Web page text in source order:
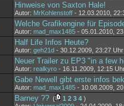
Hinweise von Saxton Hale!
Autor: MrKohlenstoff - 12.03.2010,
Welche Grafikengine für
Autor: mad_max1485 - 05.01.2010,
Half Life Infos Heute?
Autor: geh21d - 30.12.2009, 23:27 Uhr
Neuer Trailer zu EP3 "in a few
Autor: realkyro - 16.11.2009, 12:15
Gabe Newell gibt erste infos
Autor: mad_max1485 - 10.08.2009,
Barney ?? ( 1 2 3 4 )